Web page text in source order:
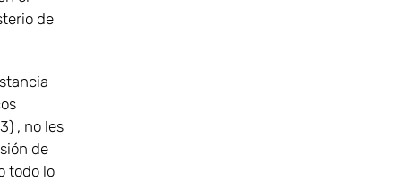
de
, no les
de
todo lo